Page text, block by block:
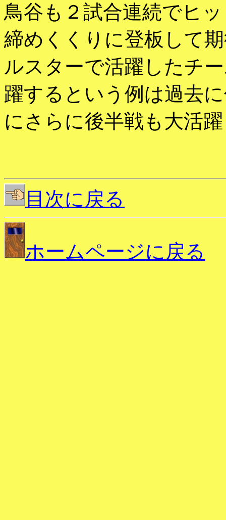
鳥谷も２試合連続でヒ
締めくくりに登板して
ルスターで活躍したチ
躍するという例は過去
にさらに後半戦も大活
目次に戻る
ホームページに戻る